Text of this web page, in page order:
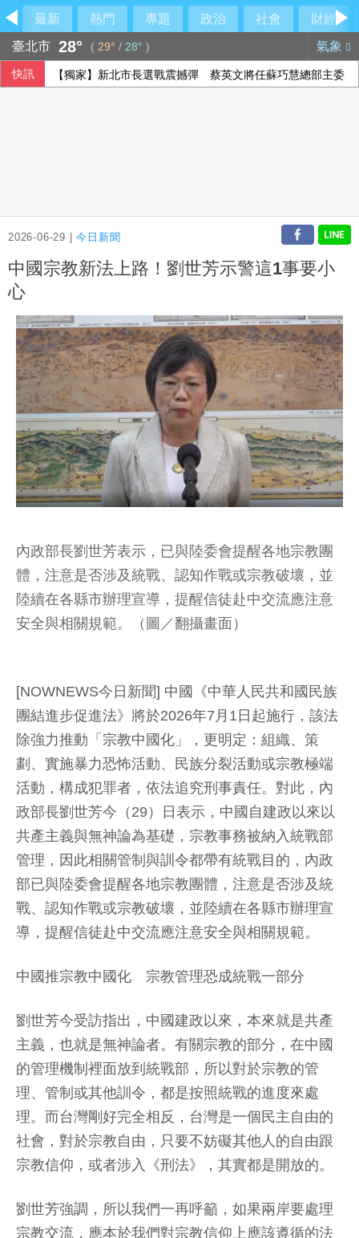
最新 熱門 專題 政治 社會
財經
臺北市 28° ( 29° / 28° ) 氣象
快訊 【獨家】新北市長選戰震撼彈 蔡英文將任蘇巧慧總部主委
2026-06-29 |今日新聞
中國宗教新法上路！劉世芳示警這1事要小
心
內政部長劉世芳表示，已與陸委會提醒各地宗教團
體，注意是否涉及統戰、認知作戰或宗教破壞，並
陸續在各縣市辦理宣導，提醒信徒赴中交流應注意
安全與相關規範。（圖／翻攝畫面）
[NOWNEWS今日新聞] 中國《中華人民共和國民族
團結進步促進法》將於2026年7月1日起施行，該法
除強力推動「宗教中國化」，更明定：組織、策
劃、實施暴力恐怖活動、民族分裂活動或宗教極端
活動，構成犯罪者，依法追究刑事責任。對此，內
政部長劉世芳今（29）日表示，中國自建政以來以
共產主義與無神論為基礎，宗教事務被納入統戰部
管理，因此相關管制與訓令都帶有統戰目的，內政
部已與陸委會提醒各地宗教團體，注意是否涉及統
戰、認知作戰或宗教破壞，並陸續在各縣市辦理宣
導，提醒信徒赴中交流應注意安全與相關規範。
中國推宗教中國化 宗教管理恐成統戰一部分
劉世芳今受訪指出，中國建政以來，本來就是共產
主義，也就是無神論者。有關宗教的部分，在中國
的管理機制裡面放到統戰部，所以對於宗教的管
理、管制或其他訓令，都是按照統戰的進度來處
理。而台灣剛好完全相反，台灣是一個民主自由的
社會，對於宗教自由，只要不妨礙其他人的自由跟
宗教信仰，或者涉入《刑法》，其實都是開放的。
劉世芳強調，所以我們一再呼籲，如果兩岸要處理
宗教交流，應本於我們對宗教信仰上應該遵循的法